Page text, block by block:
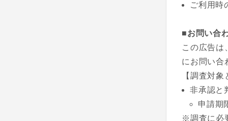
ご利用時
■お問い合
この広告は
にお問い合
【調査対
非承認と
申請期
※調査に必